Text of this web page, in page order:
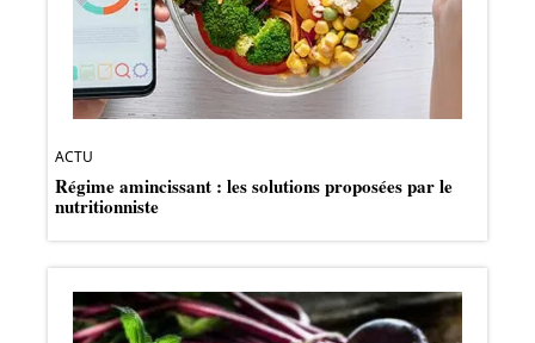
ACTU
Régime amincissant : les solutions proposées par le
nutritionniste